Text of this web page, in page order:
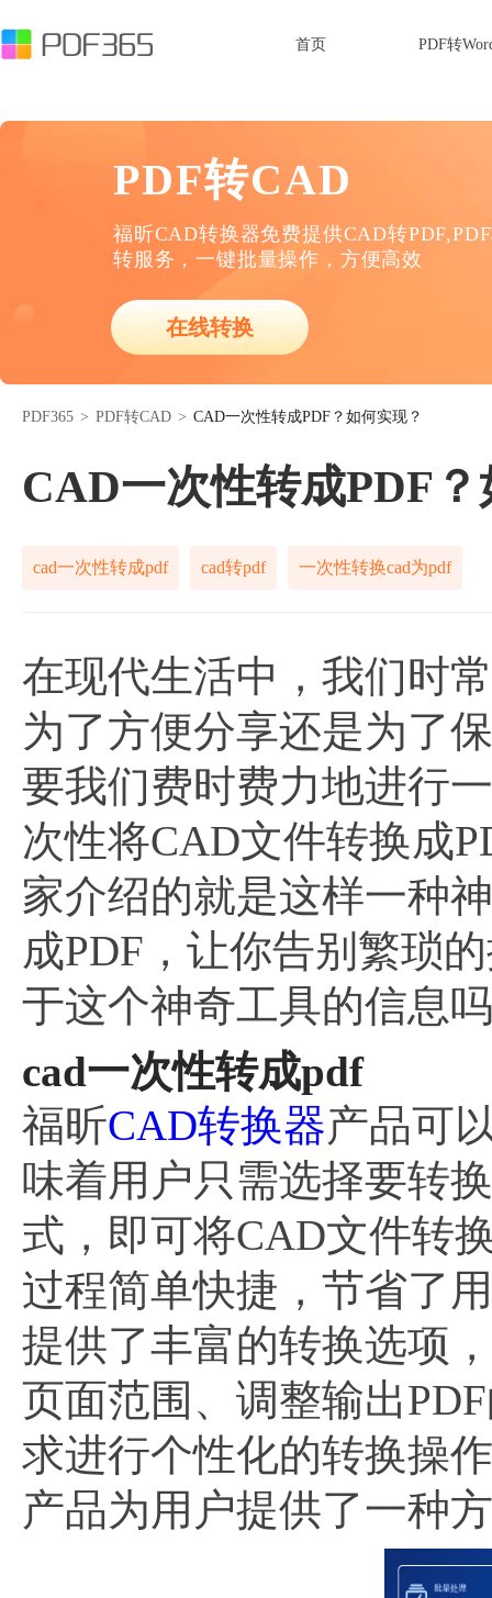
首页 PDF转
PDF转CAD
福昕CAD转换器免费提供CAD转
转服务，一键批量操作，方便高效
在线转换
PDF365 > PDF转CAD > CAD一次性转成PDF？如何实现？
CAD一次性转成PDF
cad一次性转成pdf cad转pdf 一次性转换cad为pdf
在现代生活中，我们时
为了方便分享还是为了
要我们费时费力地进行
次性将CAD文件转换成
家介绍的就是这样一种
成PDF，让你告别繁琐
于这个神奇工具的信息
cad一次性转成pdf
福昕CAD转换器产品可
味着用户只需选择要转
式，即可将CAD文件转
过程简单快捷，节省了
提供了丰富的转换选项
页面范围、调整输出
求进行个性化的转换操
产品为用户提供了一种